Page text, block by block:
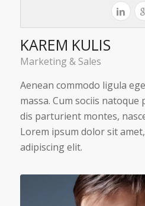
KAREM KULIS
Marketing & Sales
Aenean commodo ligula
massa. Cum sociis
dis parturient montes,
Lorem ipsum dolor sit
adipiscing elit.